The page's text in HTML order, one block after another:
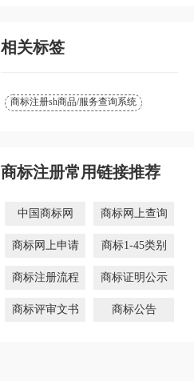
相关标签
商标注册sh商品/服务查询系统
商标注册常用链接推荐
中国商标网 商标网上查询
商标网上申请 商标1-45类别
商标注册流程 商标证明公示
商标评审文书 商标公告